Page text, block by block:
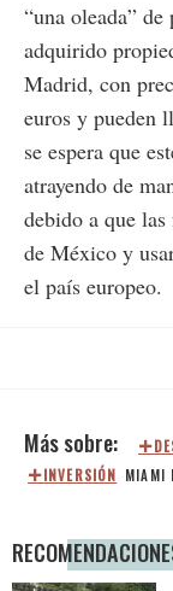
“una oleada”
adquirido
Madrid, con
euros y pueden
se espera que
atrayendo de
debido a que
de México y
el país europeo.
INVERSIÓN MIAMI